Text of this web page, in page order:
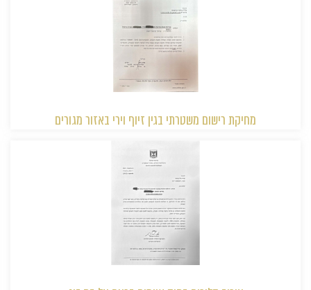
מחיקת רישום משטרתי בגין זיוף וירי באזור מגורים